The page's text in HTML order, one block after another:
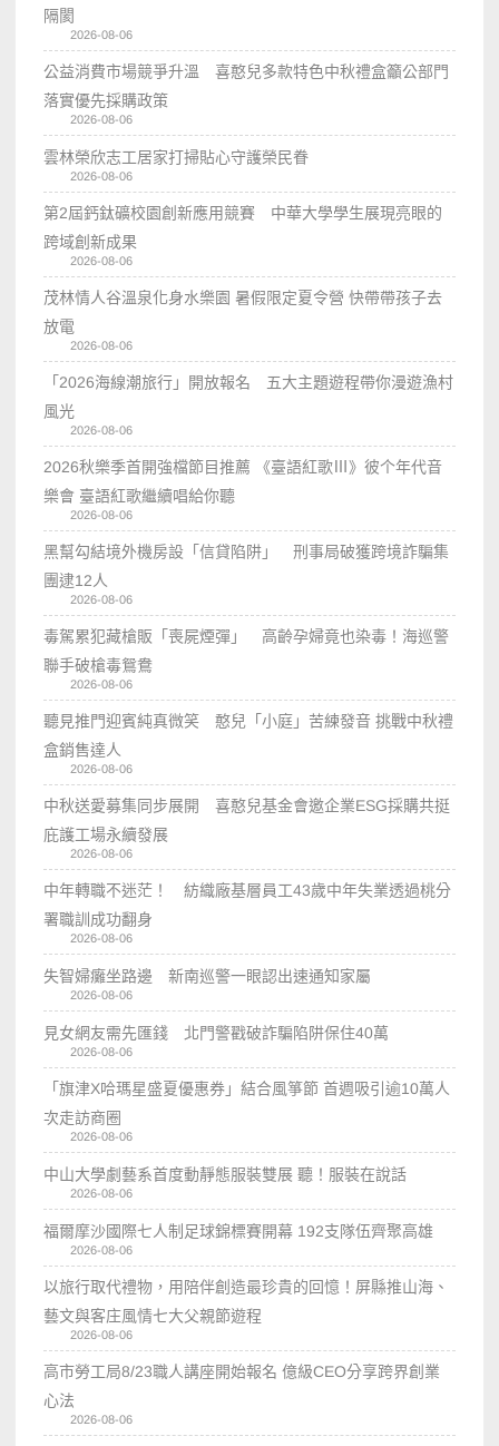
隔閡
2026-08-06
公益消費市場競爭升溫 喜憨兒多款特色中秋禮盒籲公部門
落實優先採購政策
2026-08-06
雲林榮欣志工居家打掃貼心守護榮民眷
2026-08-06
第2屆鈣鈦礦校園創新應用競賽 中華大學學生展現亮眼的
跨域創新成果
2026-08-06
茂林情人谷溫泉化身水樂園 暑假限定夏令營 快帶帶孩子去
放電
2026-08-06
「2026海線潮旅行」開放報名 五大主題遊程帶你漫遊漁村
風光
2026-08-06
2026秋樂季首開強檔節目推薦 《臺語紅歌Ⅲ》彼个年代音
樂會 臺語紅歌繼續唱給你聽
2026-08-06
黑幫勾結境外機房設「信貸陷阱」 刑事局破獲跨境詐騙集
團逮12人
2026-08-06
毒駕累犯藏槍販「喪屍煙彈」 高齡孕婦竟也染毒！海巡警
聯手破槍毒鴛鴦
2026-08-06
聽見推門迎賓純真微笑 憨兒「小庭」苦練發音 挑戰中秋禮
盒銷售達人
2026-08-06
中秋送愛募集同步展開 喜憨兒基金會邀企業ESG採購共挺
庇護工場永續發展
2026-08-06
中年轉職不迷茫！ 紡織廠基層員工43歲中年失業透過桃分
署職訓成功翻身
2026-08-06
失智婦癱坐路邊 新南巡警一眼認出速通知家屬
2026-08-06
見女網友需先匯錢 北門警戳破詐騙陷阱保住40萬
2026-08-06
「旗津X哈瑪星盛夏優惠券」結合風箏節 首週吸引逾10萬人
次走訪商圈
2026-08-06
中山大學劇藝系首度動靜態服裝雙展 聽！服裝在說話
2026-08-06
福爾摩沙國際七人制足球錦標賽開幕 192支隊伍齊聚高雄
2026-08-06
以旅行取代禮物，用陪伴創造最珍貴的回憶！屏縣推山海、
藝文與客庄風情七大父親節遊程
2026-08-06
高市勞工局8/23職人講座開始報名 億級CEO分享跨界創業
心法
2026-08-06